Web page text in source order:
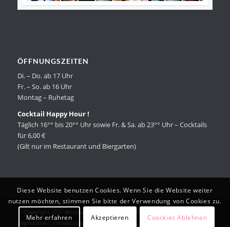
ÖFFNUNGSZEITEN
Di. – Do. ab 17 Uhr
Fr. – So. ab 16 Uhr
Montag – Ruhetag
Cocktail Happy Hour !
Täglich 16°° bis 20°° Uhr sowie Fr. & Sa. ab 23°° Uhr – Cocktails
für 6,00 €
(Gilt nur im Restaurant und Biergarten)
© Copyright 2021 Restaurant Essence | Datenschutzerklärung
Impressum
| ‎Umsetzung durch Patrick Miletic
Diese Website benutzen Cookies. Wenn Sie die Website weiter
nutzen möchten, stimmen Sie bitte der Verwendung von Cookies zu.
Mehr erfahren
Akzeptieren Coockies Ablehnen